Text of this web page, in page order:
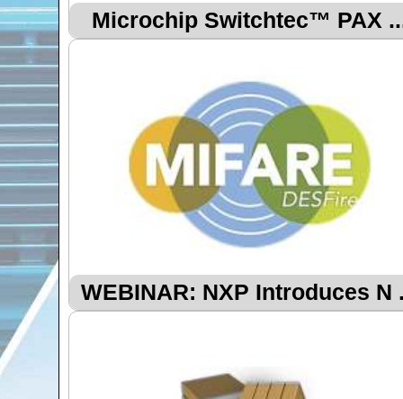
Microchip Switchtec™ PAX
WEBINAR: NXP Introduces N